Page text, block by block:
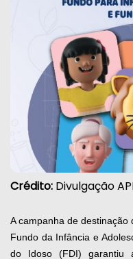
Crédito: Divulgação
A campanha de
Fundo da Infância e
do Idoso (FDI) garantiu